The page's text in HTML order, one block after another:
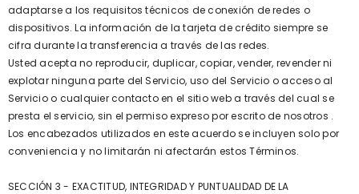
adaptarse a los requisitos técnicos de conexión de redes o
dispositivos. La información de la tarjeta de crédito siempre se
cifra durante la transferencia a través de las redes.
Usted acepta no reproducir, duplicar, copiar, vender, revender ni
explotar ninguna parte del Servicio, uso del Servicio o acceso al
Servicio o cualquier contacto en el sitio web a través del cual se
presta el servicio, sin el permiso expreso por escrito de nosotros .
Los encabezados utilizados en este acuerdo se incluyen solo por
conveniencia y no limitarán ni afectarán estos Términos.
SECCIÓN 3 - EXACTITUD, INTEGRIDAD Y PUNTUALIDAD DE LA